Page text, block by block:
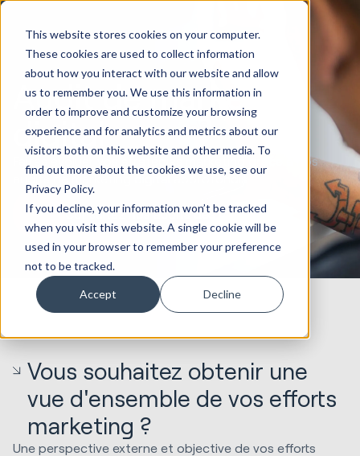
This website stores cookies on your computer.
These cookies are used to collect information
about how you interact with our website and allow
us to remember you. We use this information in
order to improve and customize your browsing
experience and for analytics and metrics about our
visitors both on this website and other media. To
find out more about the cookies we use, see our
Privacy Policy.
If you decline, your information won’t be tracked
when you visit this website. A single cookie will be
used in your browser to remember your preference
not to be tracked.
Accept Decline
Audit de marketing
digital
Faites évoluer vos stratégies marketing grâce à nos
audits de marketing digital approfondis.
Consultez nos audits dès maintenant
Vous souhaitez obtenir une
vue d'ensemble de vos efforts
marketing ?
Une perspective externe et objective de vos efforts